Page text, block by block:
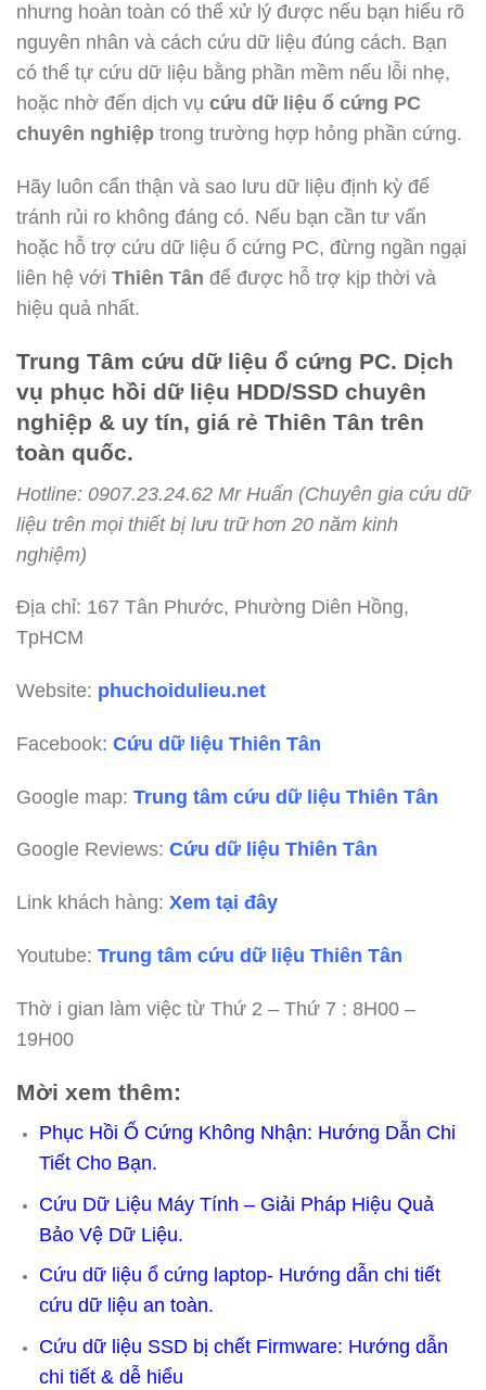
nhưng hoàn toàn có thể xử lý được nếu bạn hiểu rõ
nguyên nhân và cách cứu dữ liệu đúng cách. Bạn
có thể tự cứu dữ liệu bằng phần mềm nếu lỗi nhẹ,
hoặc nhờ đến dịch vụ cứu dữ liệu ổ cứng PC
chuyên nghiệp trong trường hợp hỏng phần cứng.
Hãy luôn cẩn thận và sao lưu dữ liệu định kỳ để
tránh rủi ro không đáng có. Nếu bạn cần tư vấn
hoặc hỗ trợ cứu dữ liệu ổ cứng PC, đừng ngần ngại
liên hệ với Thiên Tân để được hỗ trợ kịp thời và
hiệu quả nhất.
Trung Tâm cứu dữ liệu ổ cứng PC. Dịch
vụ phục hồi dữ liệu HDD/SSD chuyên
nghiệp & uy tín, giá rẻ Thiên Tân trên
toàn quốc.
Hotline: 0907.23.24.62 Mr Huấn (Chuyên gia cứu dữ
liệu trên mọi thiết bị lưu trữ hơn 20 năm kinh
nghiệm)
Địa chỉ: 167 Tân Phước, Phường Diên Hồng,
TpHCM
Website: phuchoidulieu.net
Facebook: Cứu dữ liệu Thiên Tân
Google map: Trung tâm cứu dữ liệu Thiên Tân
Google Reviews: Cứu dữ liệu Thiên Tân
Link khách hàng: Xem tại đây
Youtube: Trung tâm cứu dữ liệu Thiên Tân
Thờ i gian làm việc từ Thứ 2 – Thứ 7 : 8H00 –
19H00
Mời xem thêm:
Phục Hồi Ổ Cứng Không Nhận: Hướng Dẫn Chi
Tiết Cho Bạn.
Cứu Dữ Liệu Máy Tính – Giải Pháp Hiệu Quả
Bảo Vệ Dữ Liệu.
Cứu dữ liệu ổ cứng laptop- Hướng dẫn chi tiết
cứu dữ liệu an toàn.
Cứu dữ liệu SSD bị chết Firmware: Hướng dẫn
chi tiết & dễ hiểu